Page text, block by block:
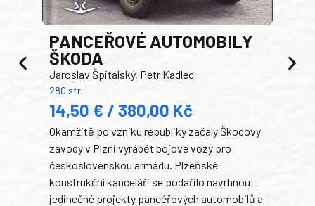
PANCEŘOVÉ AUTOMOBILY
ŠKODA
Jaroslav Špitálský, Petr Kadlec
280 str.
14,50 € / 380,00 Kč
Okamžitě po vzniku republiky začaly Škodovy
závody v Plzni vyrábět bojové vozy pro
československou armádu. Plzeňské
konstrukční kanceláři se podařilo navrhnout
jedinečné projekty pancéřových automobilů a